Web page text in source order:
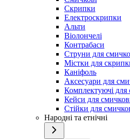
Скрипки
Електроскрипки
Альти
Віолончелі
Контрабаси
Струни для
Містки для
Каніфоль
Аксесуари для
Комплектуючі для
Кейси для
Стійки для
Народні та етнічні